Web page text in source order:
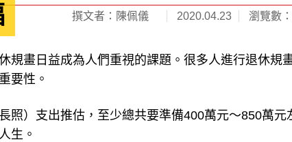
撰文者：陳佩儀 2020.04.23 瀏覽數
規畫日益成為人們重視的課題。很多人進行退休規
要性。
照）支出推估，至少總共要準備400萬元～850萬元
生。